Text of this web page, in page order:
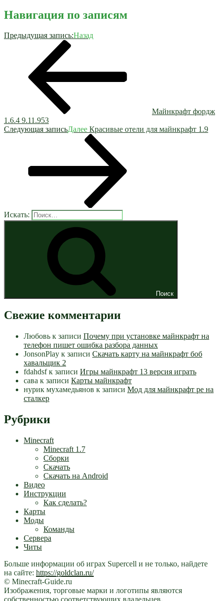
Навигация по записям
Предыдущая запись:Назад
Майнкрафт фордж
1.6.4 9.11.953
Следующая записьДалее Красивые отели для майнкрафт 1.9
Искать:
Поиск
Свежие комментарии
Любовь к записи Почему при установке майнкрафт на
телефон пишет ошибка разбора данных
JonsonPlay к записи Скачать карту на майнкрафт боб
хавальщик 2
fdahdsfк записи Игры майнкрафт 13 версия играть
сава к записи Карты майнкрафт
нурик мухамедьянов к записи Мод для майнкрафт pe на
сталкер
Рубрики
Minecraft
Minecraft 1.7
Сборки
Скачать
Скачать на Android
Видео
Инструкции
Как сделать?
Карты
Моды
Команды
Сервера
Читы
Больше информации об играх Supercell и не только, найдете
на сайте: https://goldclan.ru/
© Minecraft-Guide.ru
Изображения, торговые марки и логотипы являются
собственностью соответствующих владельцев.